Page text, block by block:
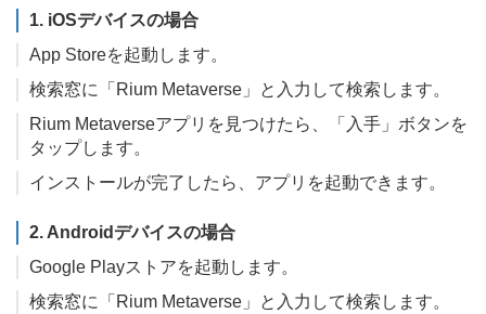
1. iOSデバイスの場合
App Storeを起動します。
検索窓に「Rium Metaverse」と入力して検索します。
Rium Metaverseアプリを見つけたら、「入手」ボタンを
タップします。
インストールが完了したら、アプリを起動できます。
2. Androidデバイスの場合
Google Playストアを起動します。
検索窓に「Rium Metaverse」と入力して検索します。